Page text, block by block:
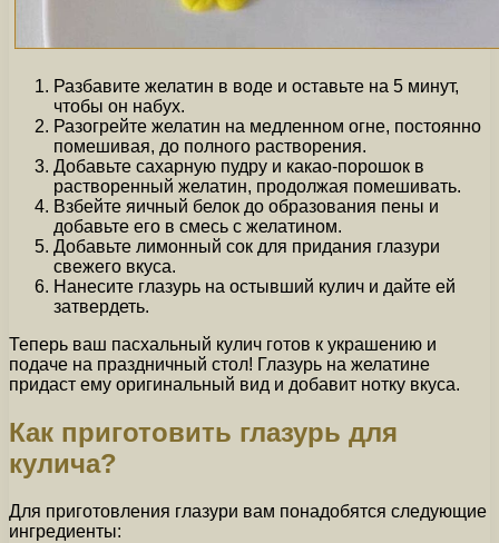
Разбавите желатин в воде и оставьте на 5 минут,
чтобы он набух.
Разогрейте желатин на медленном огне, постоянно
помешивая, до полного растворения.
Добавьте сахарную пудру и какао-порошок в
растворенный желатин, продолжая помешивать.
Взбейте яичный белок до образования пены и
добавьте его в смесь с желатином.
Добавьте лимонный сок для придания глазури
свежего вкуса.
Нанесите глазурь на остывший кулич и дайте ей
затвердеть.
Теперь ваш пасхальный кулич готов к украшению и
подаче на праздничный стол! Глазурь на желатине
придаст ему оригинальный вид и добавит нотку вкуса.
Как приготовить глазурь для
кулича?
Для приготовления глазури вам понадобятся следующие
ингредиенты: